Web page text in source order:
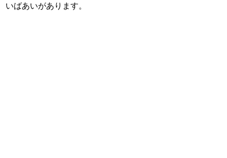
いばあいがあります。